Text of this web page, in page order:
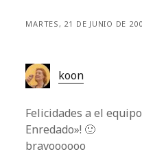
MARTES, 21 DE JUNIO DE
koon
Felicidades a el
Enredado»! 🙂
bravoooooo